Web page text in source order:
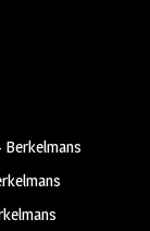
Berkelmans